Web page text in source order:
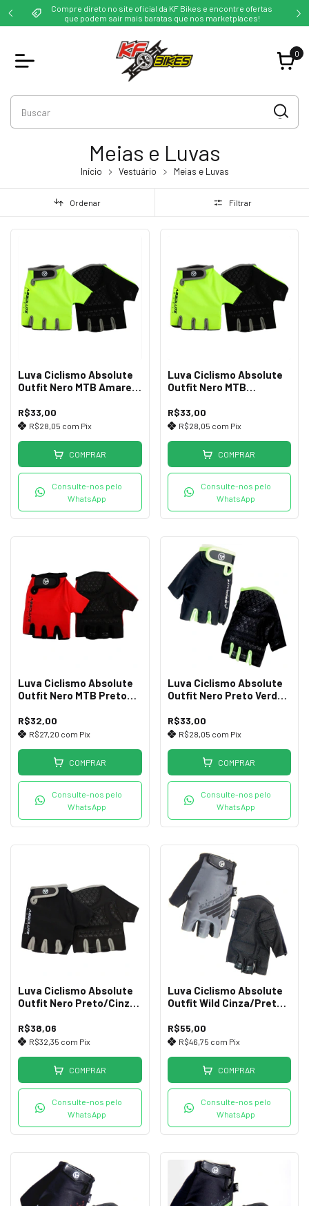
Frete grátis para compras acima de 199,00 - Sul - Sudeste -
Centro Oeste
0
Meias e Luvas
Início Vestuário Meias e Luvas
Ordenar Filtrar
Luva Ciclismo Absolute
Outfit Nero MTB Amarelo
R$33,00
R$28,05 com Pix
COMPRAR
Consulte-nos pelo
WhatsApp
Luva Ciclismo Absolute
Outfit Nero MTB
R$33,00
R$28,05 com Pix
COMPRAR
Consulte-nos pelo
WhatsApp
Luva Ciclismo Absolute
Outfit Nero MTB Preto
R$32,00
R$27,20 com Pix
COMPRAR
Consulte-nos pelo
WhatsApp
Luva Ciclismo Absolute
Outfit Nero Preto Verde
R$33,00
R$28,05 com Pix
COMPRAR
Consulte-nos pelo
WhatsApp
Luva Ciclismo Absolute
Outfit Nero Preto/Cinza
R$38,06
R$32,35 com Pix
COMPRAR
Consulte-nos pelo
WhatsApp
Luva Ciclismo Absolute
Outfit Wild Cinza/Preto
R$55,00
R$46,75 com Pix
COMPRAR
Consulte-nos pelo
WhatsApp